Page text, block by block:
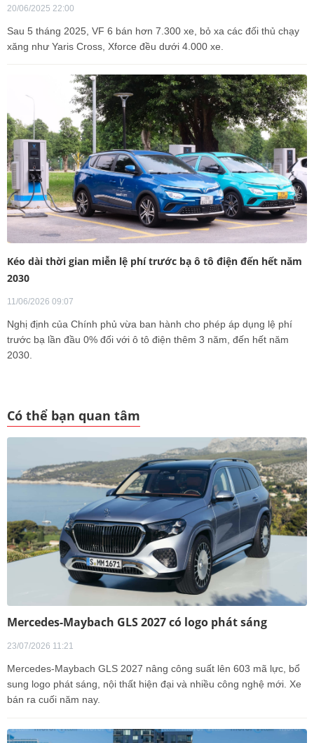
20/06/2025 22:00
Sau 5 tháng 2025, VF 6 bán hơn 7.300 xe, bỏ xa các đối thủ chạy
xăng như Yaris Cross, Xforce đều dưới 4.000 xe.
Kéo dài thời gian miễn lệ phí trước bạ ô tô điện đến hết năm
2030
11/06/2026 09:07
Nghị định của Chính phủ vừa ban hành cho phép áp dụng lệ phí
trước bạ lần đầu 0% đối với ô tô điện thêm 3 năm, đến hết năm
2030.
Có thể bạn quan tâm
Mercedes-Maybach GLS 2027 có logo phát sáng
23/07/2026 11:21
Mercedes-Maybach GLS 2027 nâng công suất lên 603 mã lực, bổ
sung logo phát sáng, nội thất hiện đại và nhiều công nghệ mới. Xe
bán ra cuối năm nay.